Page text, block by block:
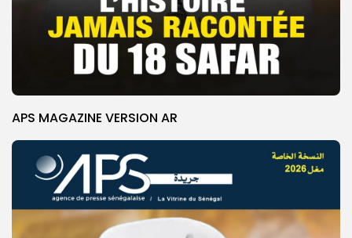
APS MAGAZINE VERSION AR